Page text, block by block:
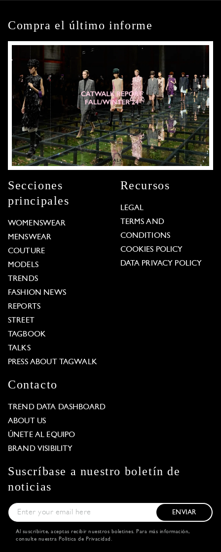
Compra el último informe
Secciones
principales
WOMENSWEAR
MENSWEAR
COUTURE
MODELS
TRENDS
FASHION NEWS
REPORTS
STREET
TAGBOOK
TALKS
PRESS ABOUT TAGWALK
Recursos
LEGAL
TERMS AND
CONDITIONS
COOKIES POLICY
DATA PRIVACY POLICY
Contacto
TREND DATA DASHBOARD
ABOUT US
ÚNETE AL EQUIPO
BRAND VISIBILITY
Suscríbase a nuestro boletín de
noticias
ENVIAR
Al suscribirte, aceptas recibir nuestros boletines. Para más información,
consulte nuestra Política de Privacidad .